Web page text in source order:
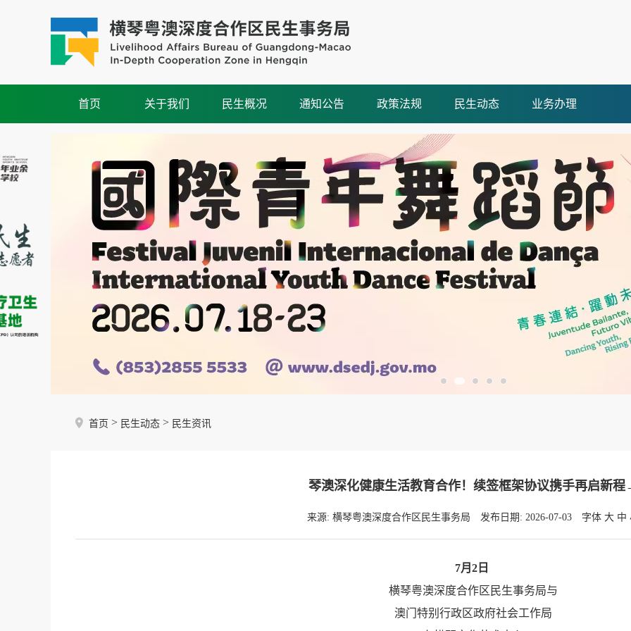
首页 关于我们 民生概况 通知公告 政策法规 民生动态 业务办理
首页 > 民生动态 > 民生资讯
琴澳深化健康生活教育合作！续签框架协议携手再启新
来源: 横琴粤澳深度合作区民生事务局 发布日期: 2026-07-03 字体 大 中
7月2日
横琴粤澳深度合作区民生事务局与
澳门特别行政区政府社会工作局